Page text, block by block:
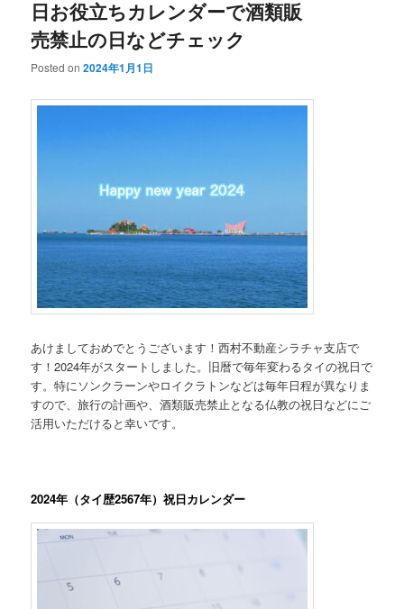
日お役立ちカレンダーで酒類販
売禁止の日などチェック
Posted on2024年1月1日
あけましておめでとうございます！西村不動産シラチャ支店で
す！2024年がスタートしました。旧暦で毎年変わるタイの祝日で
す。特にソンクラーンやロイクラトンなどは毎年日程が異なりま
すので、旅行の計画や、酒類販売禁止となる仏教の祝日などにご
活用いただけると幸いです。
2024年（タイ歴2567年）祝日カレンダー